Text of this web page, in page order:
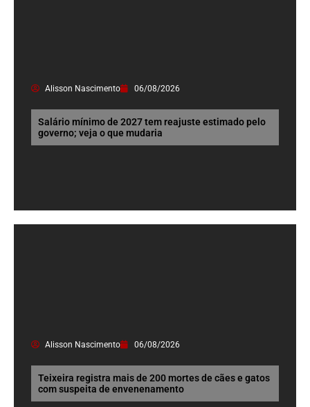
Alisson Nascimento 06/08/2026
Salário mínimo de 2027 tem reajuste estimado pelo
governo; veja o que mudaria
Alisson Nascimento 06/08/2026
Teixeira registra mais de 200 mortes de cães e gatos
com suspeita de envenenamento